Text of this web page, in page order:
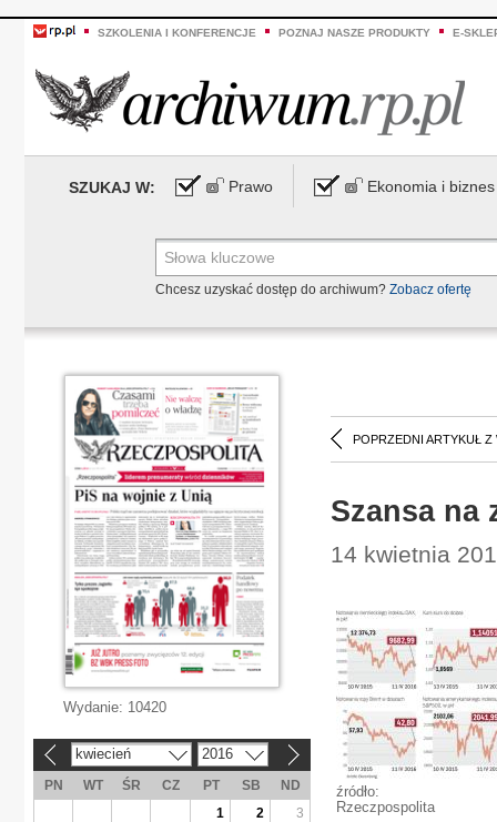
SZKOLENIA I KONFERENCJE POZNAJ NASZE PRODUKTY E-
SZUKAJ W: Prawo Ekonomia i biznes
Chcesz uzyskać dostęp do archiwum? Zobacz ofertę
POPRZEDNI ARTYKUŁ Z
Szansa na
14 kwietnia
źródło:
Rzeczpospolita
Wydanie: 10420
kwiecień 2016
PN WT ŚR CZ PT SB
ND
1
2
3